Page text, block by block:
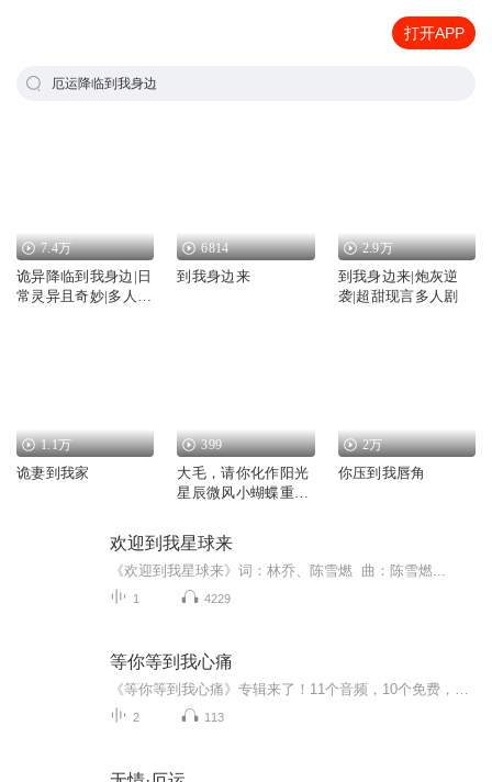
打开APP
厄运降临到我身边
7.4万
诡异降临到我身边|日
常灵异且奇妙|多人有
6814
到我身边来
2.9万
到我身边来|炮灰逆
袭|超甜现言多人剧
1.1万
诡妻到我家
399
大毛，请你化作阳光
星辰微风小蝴蝶重新
2万
你压到我唇角
欢迎到我星球来
《欢迎到我星球来》词：林乔、陈雪燃 曲：陈雪燃...
1 4229
等你等到我心痛
2 113